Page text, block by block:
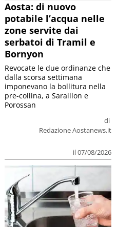
Aosta: di nuovo
potabile l’acqua nelle
zone servite dai
serbatoi di Tramil e
Bornyon
di
Redazione Aostanews.it
il 07/08/2026
Revocate le due ordinanze che
dalla scorsa settimana
imponevano la bollitura nella
pre-collina, a Saraillon e
Porossan